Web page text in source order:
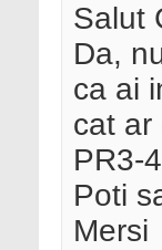
Salut
Da,
ca ai
cat ar
PR3-
Poti
Mersi